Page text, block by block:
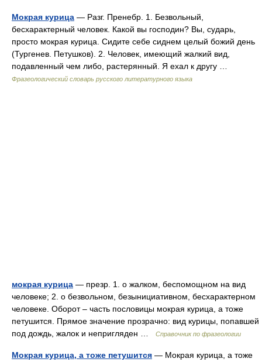
Мокрая курица — Разг. Пренебр. 1. Безвольный,
бесхарактерный человек. Какой вы господин? Вы, сударь,
просто мокрая курица. Сидите себе сиднем целый божий день
(Тургенев. Петушков). 2. Человек, имеющий жалкий вид,
подавленный чем либо, растерянный. Я ехал к другу …
Фразеологический словарь русского литературного языка
мокрая курица — презр. 1. о жалком, беспомощном на вид
человеке; 2. о безвольном, безынициативном, бесхарактерном
человеке. Оборот – часть пословицы мокрая курица, а тоже
петушится. Прямое значение прозрачно: вид курицы, попавшей
под дождь, жалок и непригляден …
Справочник по фразеологии
Мокрая курица, а тоже петушится — Мокрая курица, а тоже